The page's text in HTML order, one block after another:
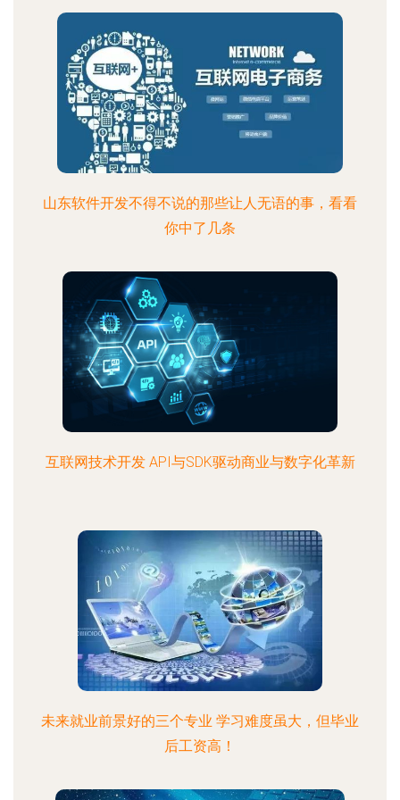
山东软件开发不得不说的那些让人无语的事，看看
你中了几条
互联网技术开发 API与SDK驱动商业与数字化革新
未来就业前景好的三个专业 学习难度虽大，但毕业
后工资高！